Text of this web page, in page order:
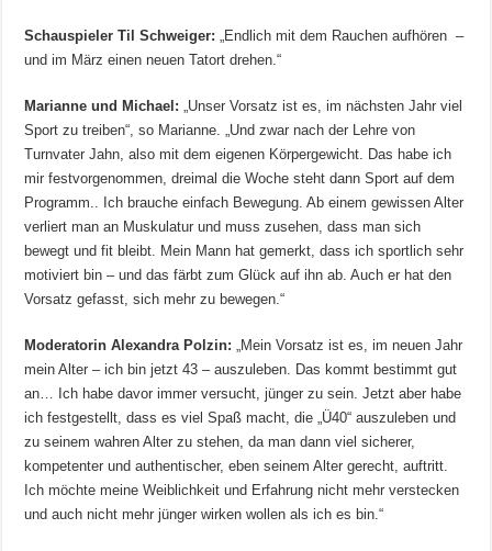
Schauspieler Til Schweiger: „Endlich mit dem Rauchen aufhören –
und im März einen neuen Tatort drehen.“
Marianne und Michael: „Unser Vorsatz ist es, im nächsten Jahr viel
Sport zu treiben“, so Marianne. „Und zwar nach der Lehre von
Turnvater Jahn, also mit dem eigenen Körpergewicht. Das habe ich
mir festvorgenommen, dreimal die Woche steht dann Sport auf dem
Programm.. Ich brauche einfach Bewegung. Ab einem gewissen Alter
verliert man an Muskulatur und muss zusehen, dass man sich
bewegt und fit bleibt. Mein Mann hat gemerkt, dass ich sportlich sehr
motiviert bin – und das färbt zum Glück auf ihn ab. Auch er hat den
Vorsatz gefasst, sich mehr zu bewegen.“
Moderatorin Alexandra Polzin: „Mein Vorsatz ist es, im neuen Jahr
mein Alter – ich bin jetzt 43 – auszuleben. Das kommt bestimmt gut
an… Ich habe davor immer versucht, jünger zu sein. Jetzt aber habe
ich festgestellt, dass es viel Spaß macht, die „Ü40“ auszuleben und
zu seinem wahren Alter zu stehen, da man dann viel sicherer,
kompetenter und authentischer, eben seinem Alter gerecht, auftritt.
Ich möchte meine Weiblichkeit und Erfahrung nicht mehr verstecken
und auch nicht mehr jünger wirken wollen als ich es bin.“